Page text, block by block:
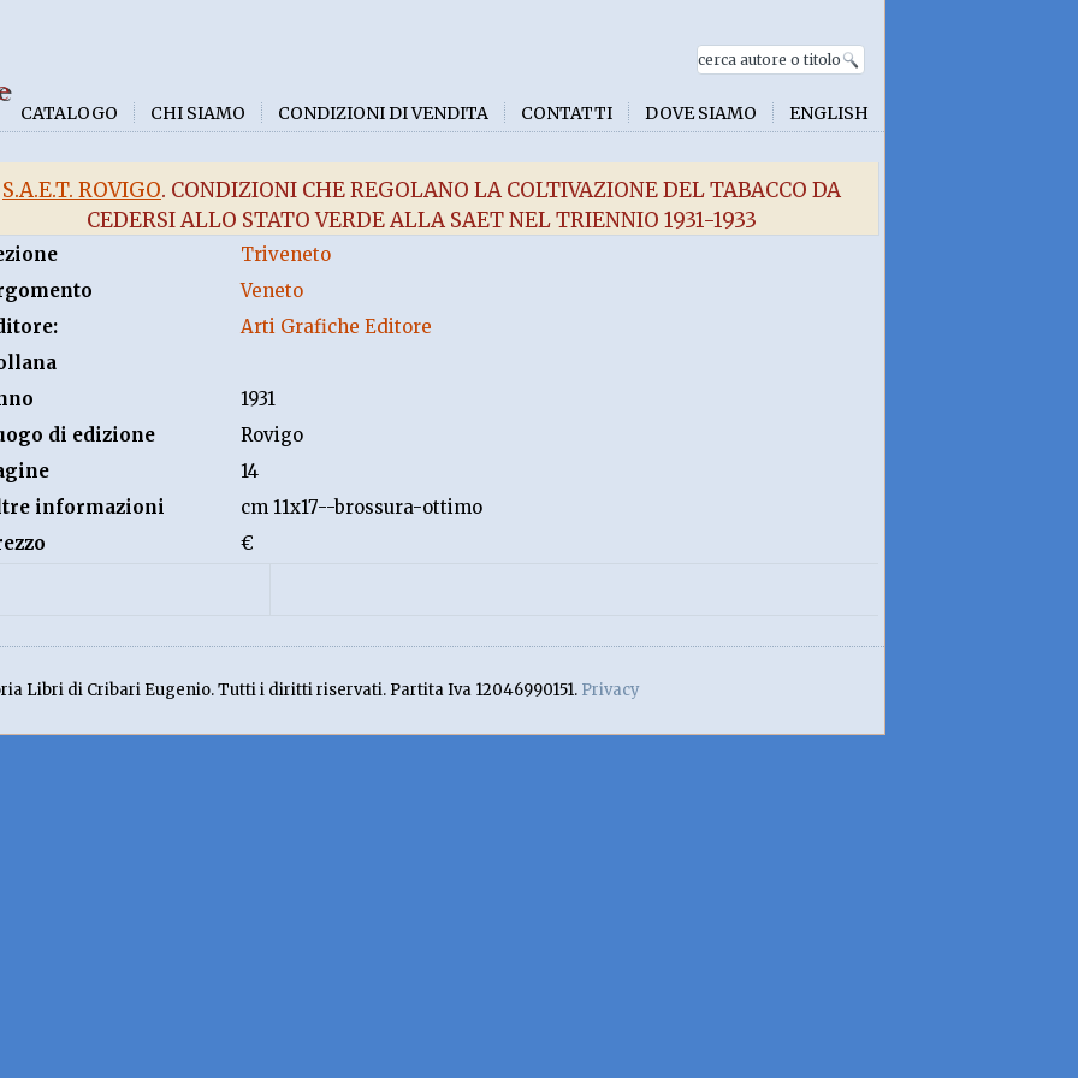
CATALOGO CHI SIAMO CONDIZIONI DI VENDITA CONTATTI DOVE SIAMO ENGLISH
S.A.E.T. ROVIGO. CONDIZIONI CHE REGOLANO LA COLTIVAZIONE DEL TABACCO DA
CEDERSI ALLO STATO VERDE ALLA SAET NEL TRIENNIO 1931-1933
Triveneto
Veneto
Arti Grafiche Editore
1931
di edizione
Rovigo
14
informazioni
cm 11x17--brossura-ottimo
€
Libri di Cribari Eugenio. Tutti i diritti riservati. Partita Iva 12046990151. Privacy